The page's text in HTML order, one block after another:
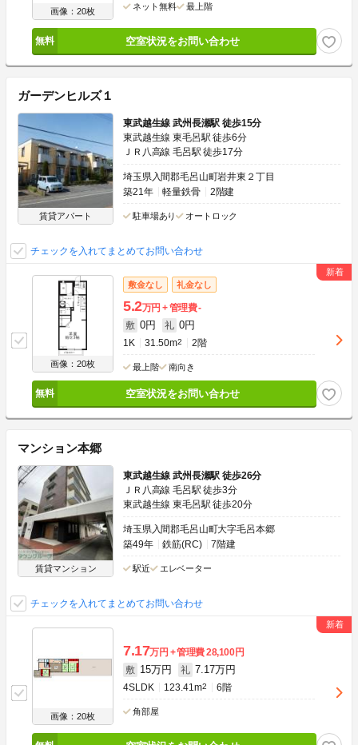
画像：20枚
ネット無料 最上階
空室状況をお問い合わせ
ガーデンヒルズ１
賃貸アパート
東武越生線 武州長瀬駅 徒歩15分
東武越生線 東毛呂駅 徒歩6分
ＪＲ八高線 毛呂駅 徒歩17分
埼玉県入間郡毛呂山町岩井東２丁目
築21年
軽量鉄骨 2階建
駐車場あり オートロック
チェックを入れてまとめてお問い合わせ
画像：20枚
敷金なし 礼金なし
5.2万円 管理費-
敷 0円 礼 0円
1K 31.50m2 2階
最上階 南向き
空室状況をお問い合わせ
マンション本郷
賃貸マンション
東武越生線 武州長瀬駅 徒歩26分
ＪＲ八高線 毛呂駅 徒歩3分
東武越生線 東毛呂駅 徒歩20分
埼玉県入間郡毛呂山町大字毛呂本郷
築49年
鉄筋(RC) 7階建
駅近 エレベーター
チェックを入れてまとめてお問い合わせ
画像：20枚
7.17万円 管理費28,100円
敷 15万円 礼 7.17万円
4SLDK 123.41m2 6階
角部屋